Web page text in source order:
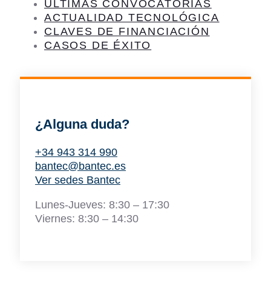
ÚLTIMAS CONVOCATORIAS
ACTUALIDAD TECNOLÓGICA
CLAVES DE FINANCIACIÓN
CASOS DE ÉXITO
¿Alguna duda?
+34 943 314 990
bantec@bantec.es
Ver sedes Bantec
Lunes-Jueves: 8:30 – 17:30
Viernes: 8:30 – 14:30